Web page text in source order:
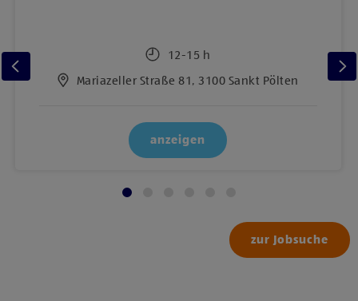
12-15 h
Mariazeller Straße 81, 3100 Sankt Pölten
anzeigen
zur Jobsuche